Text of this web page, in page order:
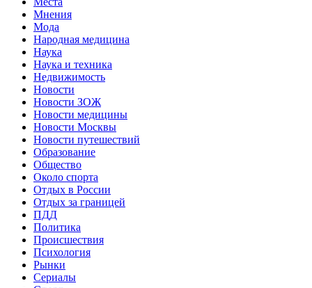
Мнения
Мода
Народная медицина
Наука
Наука и техника
Недвижимость
Новости
Новости ЗОЖ
Новости медицины
Новости Москвы
Новости путешествий
Образование
Общество
Около спорта
Отдых в России
Отдых за границей
ПДД
Политика
Происшествия
Психология
Рынки
Сериалы